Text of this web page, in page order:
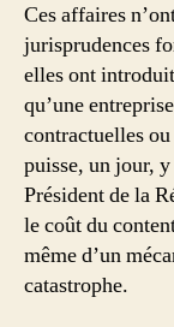
Ces affaires
jurisprudences
elles ont
qu’une
contractuelles
puisse, un jour,
Président de la
le coût du
même d’un
catastrophe.